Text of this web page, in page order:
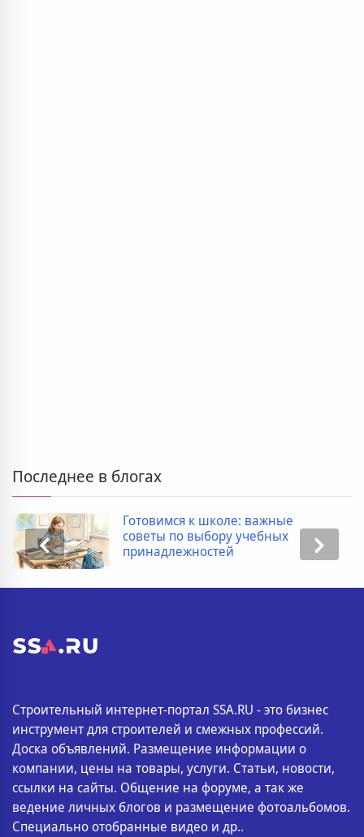
Последнее в блогах
Готовимся к школе: важные
советы по выбору учебных
принадлежностей
Строительный интернет-портал SSA.RU - это бизнес
инструмент для строителей и смежных профессий.
Доска объявлений. Размещение информации о
компании, цены на товары, услуги. Статьи, новости,
ссылки на сайты. Общение на форуме, а так же
ведение личных блогов и размещение фотоальбомов.
Специально отобранные видео и др..